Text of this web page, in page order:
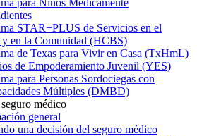
STAR+PLUS de Servicios en el
en la Comunidad (HCBS)
de Texas para Vivir en Casa (TxHmL)
de Empoderamiento Juvenil (YES)
para Personas Sordociegas con
Múltiples (DMBD)
médico
general
una decisión del seguro médico